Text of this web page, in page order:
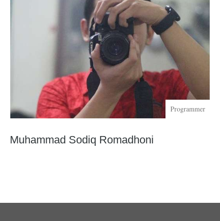
Programmer
Muhammad Sodiq Romadhoni